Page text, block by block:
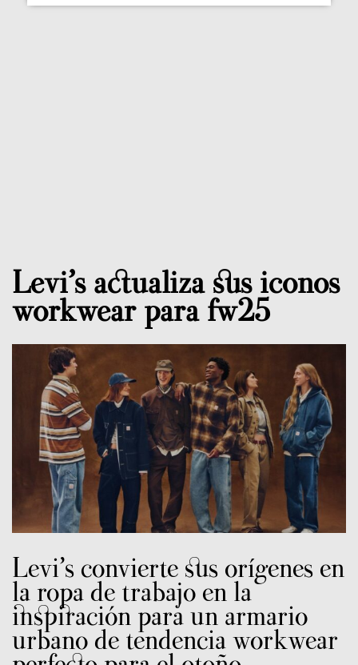
Levi’s actualiza sus iconos
workwear para fw25
Levi’s convierte sus orígenes en
la ropa de trabajo en la
inspiración para un armario
urbano de tendencia workwear